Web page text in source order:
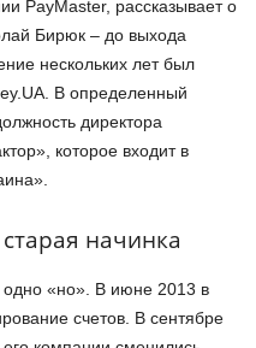
PayMaster, рассказывает о
Бирюк – до выхода
нескольких лет был
В определенный
директора
которое входит в
начинка
«но». В июне 2013 в
счетов. В сентябре